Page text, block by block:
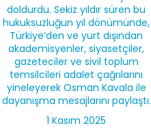
doldurdu. Sekiz yıldır süren bu
hukuksuzluğun yıl dönümünde,
Türkiye’den ve yurt dışından
akademisyenler, siyasetçiler,
gazeteciler ve sivil toplum
temsilcileri adalet çağrılarını
yineleyerek Osman Kavala ile
dayanışma mesajlarını paylaştı.
1 Kasım 2025